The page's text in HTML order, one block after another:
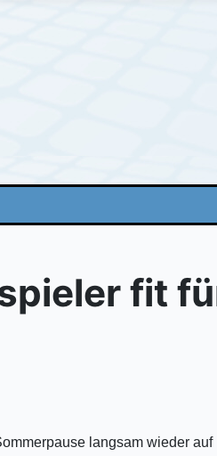
fit
langsam wieder auf